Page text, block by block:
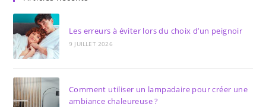
Les erreurs à éviter lors du choix d’un peignoir
9 JUILLET 2026
Comment utiliser un lampadaire pour créer une
ambiance chaleureuse ?